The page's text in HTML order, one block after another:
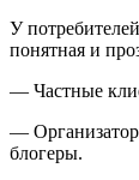
У
понятная и
— Частные
—
блогеры.